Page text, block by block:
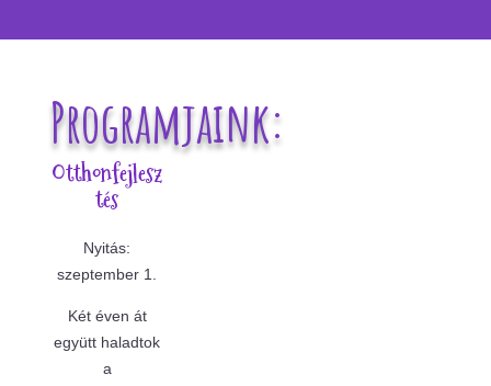
Programjaink:
Otthonfejlesz
tés
Nyitás:
szeptember 1.
Két éven át
együtt haladtok
a